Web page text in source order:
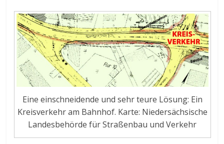
Eine einschneidende und sehr teure Lösung: Ein
Kreisverkehr am Bahnhof. Karte: Niedersächsische
Landesbehörde für Straßenbau und Verkehr